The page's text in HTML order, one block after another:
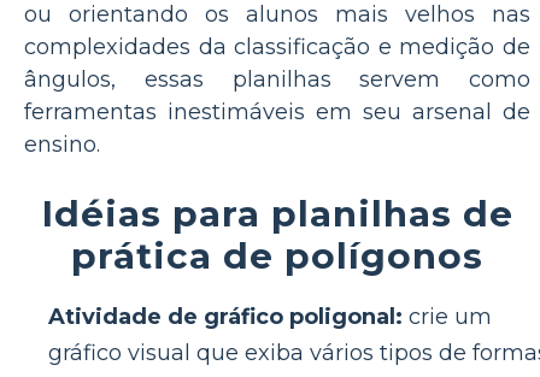
ou orientando os alunos mais velhos nas
complexidades da classificação e medição de
ângulos, essas planilhas servem como
ferramentas inestimáveis ​​em seu arsenal de
ensino.
Idéias para planilhas de
prática de polígonos
Atividade de gráfico poligonal: crie um
gráfico visual que exiba vários tipos de